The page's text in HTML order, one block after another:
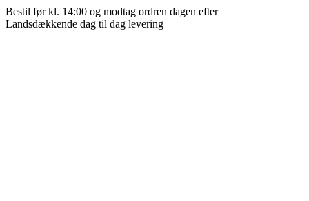
Videre
til
Bestil før kl. 14:00 og modtag ordren dagen efter
Landsdækkende dag til dag levering